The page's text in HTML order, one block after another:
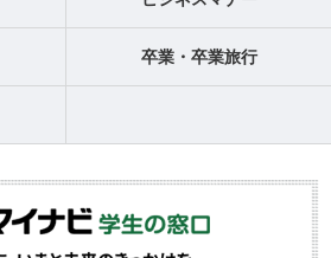
卒業・卒業旅行